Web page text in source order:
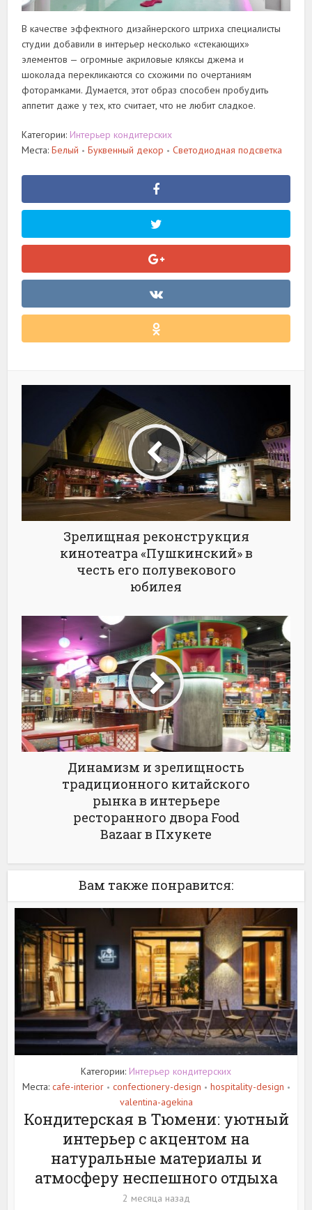
В качестве эффектного дизайнерского штриха специалисты
студии добавили в интерьер несколько «стекающих»
элементов — огромные акриловые кляксы джема и
шоколада перекликаются со схожими по очертаниям
фоторамками. Думается, этот образ способен пробудить
аппетит даже у тех, кто считает, что не любит сладкое.
Категории: Интерьер кондитерских
Места:Белый • Буквенный декор • Светодиодная подсветка
Зрелищная реконструкция
кинотеатра «Пушкинский» в
честь его полувекового
юбилея
Динамизм и зрелищность
традиционного китайского
рынка в интерьере
ресторанного двора Food
Bazaar в Пхукете
Вам также понравится:
Категории: Интерьер кондитерских
Места: cafe-interior • confectionery-design • hospitality-design •
valentina-agekina
Кондитерская в Тюмени: уютный
интерьер с акцентом на
натуральные материалы и
атмосферу неспешного отдыха
2 месяца назад